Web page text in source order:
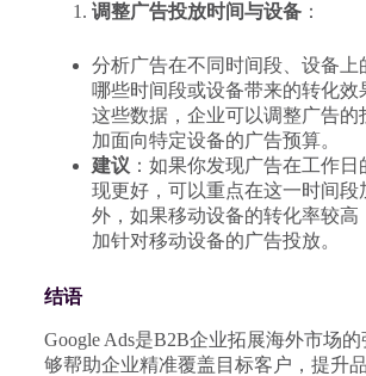
调整广告投放时间与设备：
分析广告在不同时间段、设备上
哪些时间段或设备带来的转化效
这些数据，企业可以调整广告的
加面向特定设备的广告预算。
建议 ：如果你发现广告在工作
现更好，可以重点在这一时间段
外，如果移动设备的转化率较高
加针对移动设备的广告投放。
结语
Google Ads是B2B企业拓展海外市场
够帮助企业精准覆盖目标客户，提升